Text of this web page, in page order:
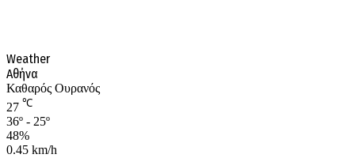
Weather
Αθήνα
Καθαρός Ουρανός
27 ℃
36º - 25º
48%
0.45 km/h